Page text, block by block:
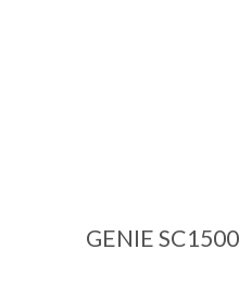
GENIE